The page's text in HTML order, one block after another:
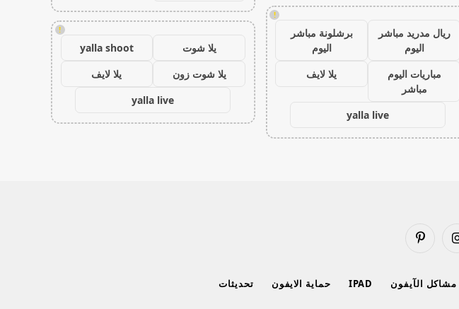
!
ريال مدريد مباشر
اليوم
برشلونة مباشر
اليوم
مباريات اليوم
مباشر
يلا لايف
yalla live
!
يلا شوت
yalla shoot
يلا شوت زون
يلا لايف
yalla live
الانستغرامبينتيريست
مشاكل الآيفون IPAD حماية الايفون تحديثات